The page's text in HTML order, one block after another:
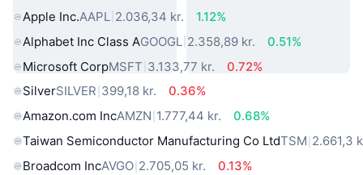
Apple Inc.AAPL 2.036,34 kr.
1.12%
Alphabet Inc Class AGOOGL 2.358,89 kr.
0.51%
Microsoft CorpMSFT 3.133,77 kr.
0.72%
SilverSILVER 399,18 kr.
0.36%
Amazon.com IncAMZN 1.777,44 kr.
0.68%
Taiwan Semiconductor Manufacturing Co LtdTSM 2.661,3
Broadcom IncAVGO 2.705,05 kr.
0.13%